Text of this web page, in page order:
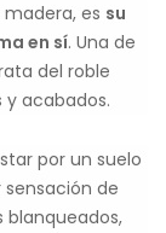
es su
en sí. Una de
del roble
acabados.
por un suelo
de
blanqueados,